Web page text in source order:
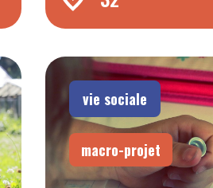
vie sociale
macro-projet